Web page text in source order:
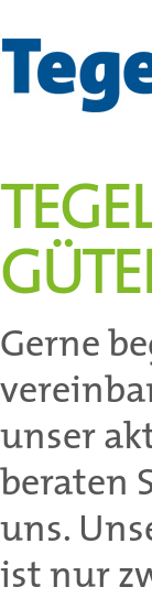
Gerne
unser
beraten
uns.
ist nur